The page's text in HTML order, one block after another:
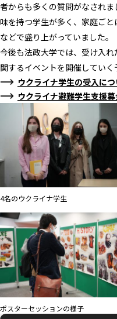
者からも多くの質問がなされ
味を持つ学生が多く、家庭ご
などで盛り上がっていました。
今後も法政大学では、受け入
関するイベントを開催していく
ウクライナ学生の受入に
ウクライナ避難学生支援
4名のウクライナ学生
ポスターセッションの様子